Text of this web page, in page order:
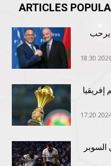
ARTICLES
يرحب
إفريقيا
السوبر